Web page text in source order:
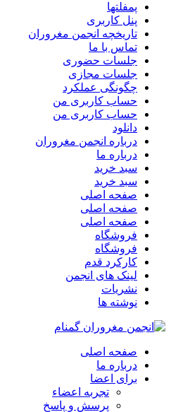
پمفلتها
پنل کاربری
تاریخچه انجمن مغروران
تماس با ما
جلسات حضوری
جلسات مجازی
چگونگی عملکرد
حساب کاربری من
حساب کاربری من
دانلود
درباره انجمن مغروران
درباره ما
سبد خرید
سبد خرید
صفحه اصلی
صفحه اصلی
صفحه اصلی
فروشگاه
فروشگاه
کارکرد قدم
لینک های انجمن
نشریات
نوشته ها
صفحه اصلی
درباره ما
برای اعضا
تجربه اعضاء
پرسش و پاسخ